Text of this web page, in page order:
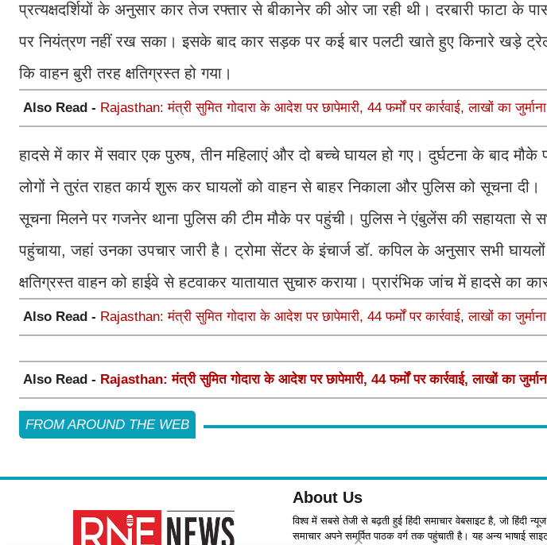
प्रत्यक्षदर्शियों के अनुसार कार तेज रफ्तार से बीकानेर की ओर जा रही थी। दरबारी फाटा
पर नियंत्रण नहीं रख सका। इसके बाद कार सड़क पर कई बार पलटी खाते हुए किनारे खड़े
कि वाहन बुरी तरह क्षतिग्रस्त हो गया।
Also Read - Rajasthan: मंत्री सुमित गोदारा के आदेश पर छापेमारी, 44 फर्मों पर कार्रवाई, लाखों का जुर्माना
हादसे में कार में सवार एक पुरुष, तीन महिलाएं और दो बच्चे घायल हो गए। दुर्घटना के बाद
लोगों ने तुरंत राहत कार्य शुरू कर घायलों को वाहन से बाहर निकाला और पुलिस को सूचना दी।
सूचना मिलने पर गजनेर थाना पुलिस की टीम मौके पर पहुंची। पुलिस ने एंबुलेंस की सहायता से
पहुंचाया, जहां उनका उपचार जारी है। ट्रोमा सेंटर के इंचार्ज डॉ. कपिल के अनुसार सभी
क्षतिग्रस्त वाहन को हाईवे से हटवाकर यातायात सुचारु कराया। प्रारंभिक जांच में हादसे का
Also Read - Rajasthan: मंत्री सुमित गोदारा के आदेश पर छापेमारी, 44 फर्मों पर कार्रवाई, लाखों का जुर्माना
Also Read - Rajasthan: मंत्री सुमित गोदारा के आदेश पर छापेमारी, 44 फर्मों पर कार्रवाई, लाखों का
FROM AROUND THE WEB
About Us
विश्व में सबसे तेजी से बढ़ती हुई हिंदी समाचार वेबसाइट है, जो हिंदी
समाचार अपने समर्पित पाठक वर्ग तक पहुंचाती है। यह अन्य भाषाई